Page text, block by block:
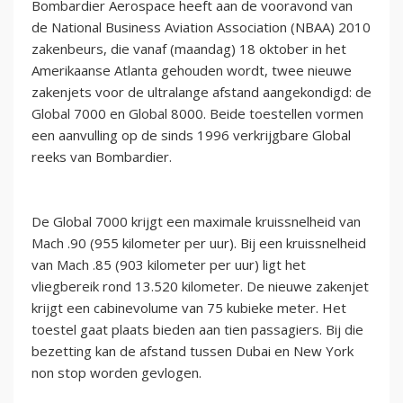
Bombardier Aerospace heeft aan de vooravond van
de National Business Aviation Association (NBAA) 2010
zakenbeurs, die vanaf (maandag) 18 oktober in het
Amerikaanse Atlanta gehouden wordt, twee nieuwe
zakenjets voor de ultralange afstand aangekondigd: de
Global 7000 en Global 8000. Beide toestellen vormen
een aanvulling op de sinds 1996 verkrijgbare Global
reeks van Bombardier.
De Global 7000 krijgt een maximale kruissnelheid van
Mach .90 (955 kilometer per uur). Bij een kruissnelheid
van Mach .85 (903 kilometer per uur) ligt het
vliegbereik rond 13.520 kilometer. De nieuwe zakenjet
krijgt een cabinevolume van 75 kubieke meter. Het
toestel gaat plaats bieden aan tien passagiers. Bij die
bezetting kan de afstand tussen Dubai en New York
non stop worden gevlogen.